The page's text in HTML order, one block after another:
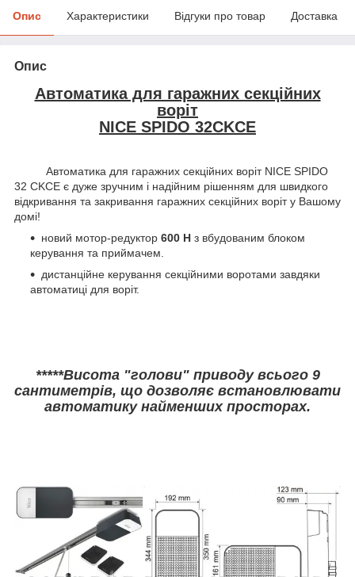
Опис Характеристики Відгуки про товар Доставка
Опис
Автоматика для гаражних секційних
воріт
NICE SPIDO 32CKCE
Автоматика для гаражних секційних воріт NICE SPIDO
32 CKCE є дуже зручним і надійним рішенням для швидкого
відкривання та закривання гаражних секційних воріт у Вашому
домі!
новий мотор-редуктор 600 Н з вбудованим блоком
керування та приймачем.
дистанційне керування секційними воротами завдяки
автоматиці для воріт.
*****Висота "голови" приводу всього 9
сантиметрів, що дозволяє встановлювати
автоматику найменших просторах.